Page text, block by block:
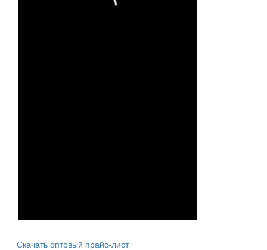
Скачать оптовый прайс-лист